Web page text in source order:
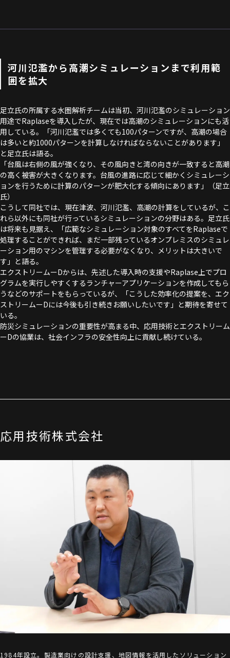
河川氾濫から高潮シミュレーションまで利用範
囲を拡大
足立氏の所属する水圏解析チームは当初、河川氾濫のシミュレーション
用途でRaplaseを導入したが、現在では高潮のシミュレーションにも活
用している。「河川氾濫では多くても100パターンですが、高潮の場合
は多いと約1000パターンを計算しなければならないことがあります」
と足立氏は語る。
「台風は右側の風が強くなり、その風向きと湾の向きが一致すると高潮
の高く被害が大きくなります。台風の進路に応じて細かくシミュレーシ
ョンを行うために計算のパターンが肥大化する傾向にあります」（足立
氏）
こうして同社では、現在津波、河川氾濫、高潮の計算をしているが、こ
れら以外にも同社が行っているシミュレーションの分野はある。足立氏
は将来も見据え、「広範なシミュレーション対象のすべてをRaplaseで
処理することができれば、まだ一部残っているオンプレミスのシミュレ
ーション用のマシンを管理する必要がなくなり、メリットは大きいで
す」と語る。
エクストリームーDからは、先述した導入時の支援やRaplase上でプロ
グラムを実行しやすくするランチャーアプリケーションを作成してもら
うなどのサポートをもらっているが、「こうした効率化の提案を、エク
ストリームーDには今後も引き続きお願いしたいです」と期待を寄せて
いる。
防災シミュレーションの重要性が高まる中、応用技術とエクストリーム
ーDの協業は、社会インフラの安全性向上に貢献し続けている。
応用技術株式会社
1984年設立。製造業向けの設計支援、地図情報を活用したソリューション